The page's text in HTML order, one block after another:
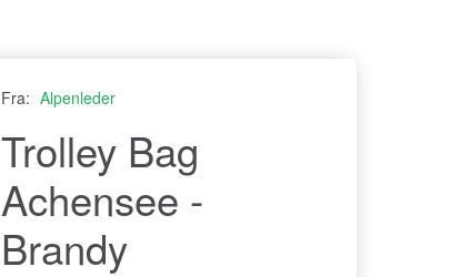
Fra: Alpenleder
Trolley Bag
Achensee -
Brandy